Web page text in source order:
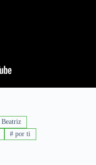
Beatriz
# por ti